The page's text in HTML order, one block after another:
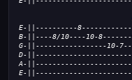
E-||----------
B-||----8/10----10-
G-||-----------------10-
D-
A-
E-